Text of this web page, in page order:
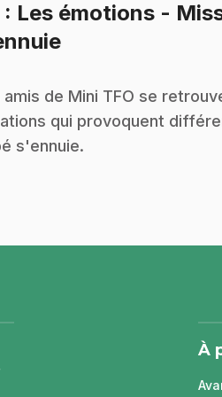
: Les émotions -
.
amis de Mini TFO se
qui provoquent
s'ennuie.
À